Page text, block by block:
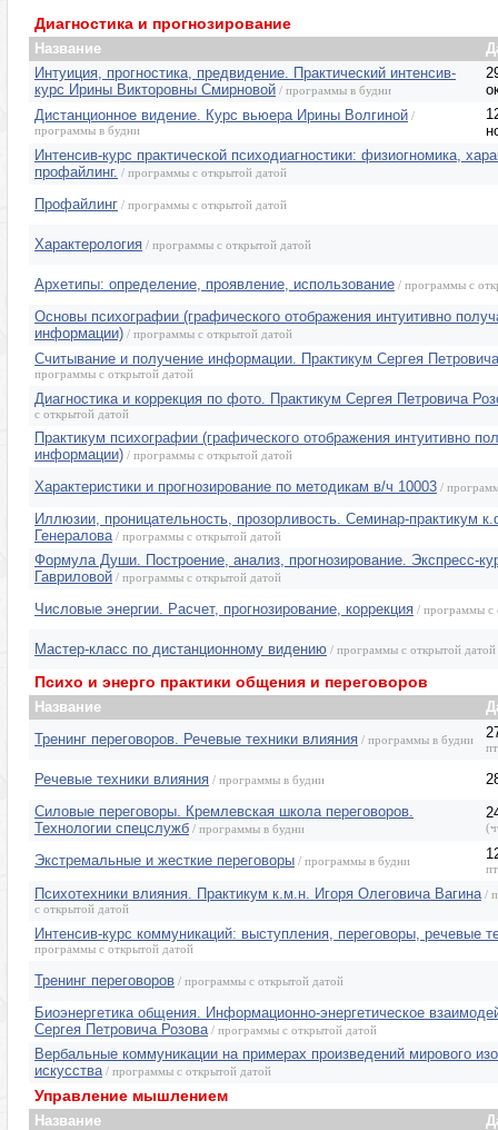
Диагностика и прогнозирование
Название
Интуиция, прогностика, предвидение. Практический интенсив-
курс Ирины Викторовны Смирновой / программы в будни
Дистанционное видение. Курс вьюера Ирины Волгиной /
программы в будни
Интенсив-курс практической психодиагностики: физиогномика,
профайлинг. / программы с открытой датой
Профайлинг / программы с открытой датой
Характерология / программы с открытой датой
Архетипы: определение, проявление, использование / программы с
Основы психографии (графического отображения интуитивно
информации) / программы с открытой датой
Считывание и получение информации. Практикум Сергея
программы с открытой датой
Диагностика и коррекция по фото. Практикум Сергея Петровича
с открытой датой
Практикум психографии (графического отображения интуитивно
информации) / программы с открытой датой
Характеристики и прогнозирование по методикам в/ч 10003 /
Иллюзии, проницательность, прозорливость. Семинар-практикум
Генералова / программы с открытой датой
Формула Души. Построение, анализ, прогнозирование. Экспресс-
Гавриловой / программы с открытой датой
Числовые энергии. Расчет, прогнозирование, коррекция / программы с
Мастер-класс по дистанционному видению / программы с открытой датой
Психо и энерго практики общения и переговоров
Название
Тренинг переговоров. Речевые техники влияния / программы в будни
Речевые техники влияния / программы в будни
Силовые переговоры. Кремлевская школа переговоров.
Технологии спецслужб / программы в будни
Экстремальные и жесткие переговоры / программы в будни
Психотехники влияния. Практикум к.м.н. Игоря Олеговича Вагина /
с открытой датой
Интенсив-курс коммуникаций: выступления, переговоры, речевые
программы с открытой датой
Тренинг переговоров / программы с открытой датой
Биоэнергетика общения. Информационно-энергетическое
Сергея Петровича Розова / программы с открытой датой
Вербальные коммуникации на примерах произведений мирового
искусства / программы с открытой датой
Управление мышлением
Название